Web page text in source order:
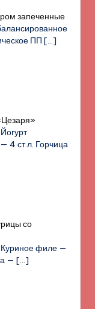
запеченные
ПП[…]
4 ст.л. Горчица
со
филе —
—[…]